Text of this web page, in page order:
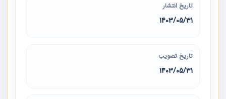
تاریخ انتشار
1403/05/31
تاریخ تصویب
1403/05/31